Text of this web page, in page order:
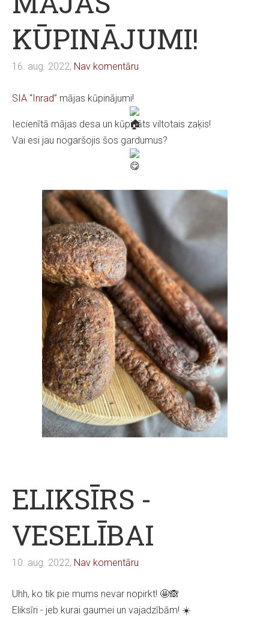
KŪPINĀJUMI!
16. aug. 2022, Nav komentāru
SIA “Inrad” mājas kūpinājumi!
Iecienītā mājas desa un kūpināts viltotais zaķis!
Vai esi jau nogaršojis šos gardumus?
ELIKSĪRS -
VESELĪBAI
10. aug. 2022, Nav komentāru
Uhh, ko tik pie mums nevar nopirkt! 🤩🙈
Eliksīri - jeb kurai gaumei un vajadzībām! ☀️